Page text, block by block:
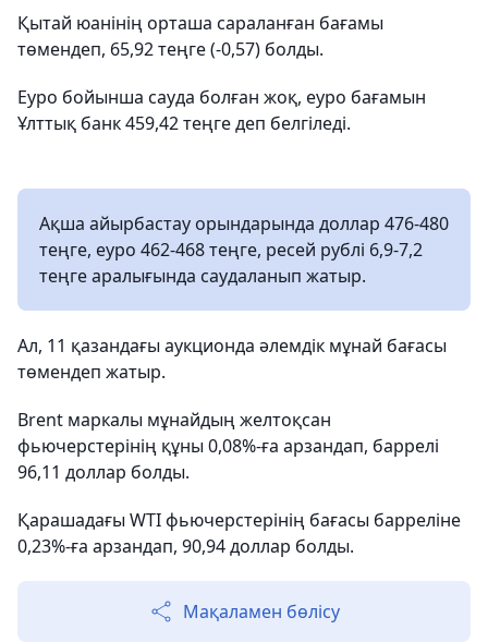
Қытай юанінің орташа сараланған бағамы
төмендеп, 65,92 теңге (-0,57) болды.
Еуро бойынша сауда болған жоқ, еуро бағамын
Ұлттық банк 459,42 теңге деп белгіледі.
Ақша айырбастау орындарында доллар 476-480
теңге, еуро 462-468 теңге, ресей рублі 6,9-7,2
теңге аралығында саудаланып жатыр.
Ал, 11 қазандағы аукционда әлемдік мұнай бағасы
төмендеп жатыр.
Brent маркалы мұнайдың желтоқсан
фьючерстерінің құны 0,08%-ға арзандап, баррелі
96,11 доллар болды.
Қарашадағы WTI фьючерстерінің бағасы барреліне
0,23%-ға арзандап, 90,94 доллар болды.
Мақаламен бөлісу